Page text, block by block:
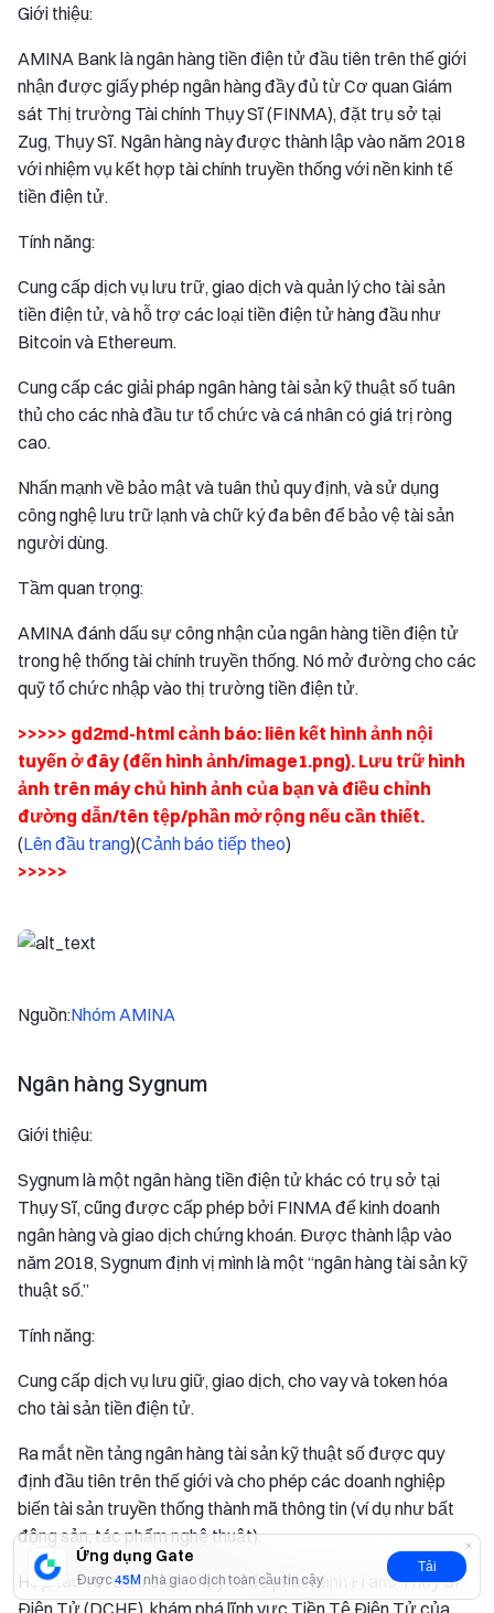
Ứng dụng Gate
Được45M nhà giao dịch toàn cầu tin cậy
Tải
Giới thiệu:
AMINA Bank là ngân hàng tiền điện tử đầu tiên trên thế giới
nhận được giấy phép ngân hàng đầy đủ từ Cơ quan Giám
sát Thị trường Tài chính Thụy Sĩ (FINMA), đặt trụ sở tại
Zug, Thụy Sĩ. Ngân hàng này được thành lập vào năm 2018
với nhiệm vụ kết hợp tài chính truyền thống với nền kinh tế
tiền điện tử.
Tính năng:
Cung cấp dịch vụ lưu trữ, giao dịch và quản lý cho tài sản
tiền điện tử, và hỗ trợ các loại tiền điện tử hàng đầu như
Bitcoin và Ethereum.
Cung cấp các giải pháp ngân hàng tài sản kỹ thuật số tuân
thủ cho các nhà đầu tư tổ chức và cá nhân có giá trị ròng
cao.
Nhấn mạnh về bảo mật và tuân thủ quy định, và sử dụng
công nghệ lưu trữ lạnh và chữ ký đa bên để bảo vệ tài sản
người dùng.
Tầm quan trọng:
AMINA đánh dấu sự công nhận của ngân hàng tiền điện tử
trong hệ thống tài chính truyền thống. Nó mở đường cho các
quỹ tổ chức nhập vào thị trường tiền điện tử.
>>>>> gd2md-html cảnh báo: liên kết hình ảnh nội
tuyến ở đây (đến hình ảnh/image1.png). Lưu trữ hình
ảnh trên máy chủ hình ảnh của bạn và điều chỉnh
đường dẫn/tên tệp/phần mở rộng nếu cần thiết.
(Lên đầu trang)(Cảnh báo tiếp theo)
>>>>>
Nguồn:Nhóm AMINA
Ngân hàng Sygnum
Giới thiệu:
Sygnum là một ngân hàng tiền điện tử khác có trụ sở tại
Thụy Sĩ, cũng được cấp phép bởi FINMA để kinh doanh
ngân hàng và giao dịch chứng khoán. Được thành lập vào
năm 2018, Sygnum định vị mình là một “ngân hàng tài sản kỹ
thuật số.”
Tính năng:
Cung cấp dịch vụ lưu giữ, giao dịch, cho vay và token hóa
cho tài sản tiền điện tử.
Ra mắt nền tảng ngân hàng tài sản kỹ thuật số được quy
định đầu tiên trên thế giới và cho phép các doanh nghiệp
biến tài sản truyền thống thành mã thông tin (ví dụ như bất
động sản, tác phẩm nghệ thuật).
Hợp tác với Bưu điện Thụy Sĩ để phát hành Franc Thụy Sĩ
Điện Tử (DCHF), khám phá lĩnh vực Tiền Tệ Điện Tử của